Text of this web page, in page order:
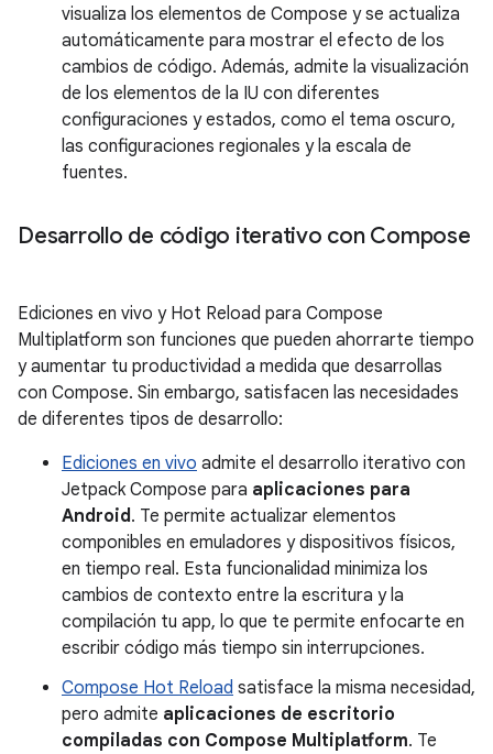
visualiza los elementos de Compose y se actualiza
automáticamente para mostrar el efecto de los
cambios de código. Además, admite la visualización
de los elementos de la IU con diferentes
configuraciones y estados, como el tema oscuro,
las configuraciones regionales y la escala de
fuentes.
Desarrollo de código iterativo con Compose
Ediciones en vivo y Hot Reload para Compose
Multiplatform son funciones que pueden ahorrarte tiempo
y aumentar tu productividad a medida que desarrollas
con Compose. Sin embargo, satisfacen las necesidades
de diferentes tipos de desarrollo:
Ediciones en vivo admite el desarrollo iterativo con
Jetpack Compose para aplicaciones para
Android . Te permite actualizar elementos
componibles en emuladores y dispositivos físicos,
en tiempo real. Esta funcionalidad minimiza los
cambios de contexto entre la escritura y la
compilación tu app, lo que te permite enfocarte en
escribir código más tiempo sin interrupciones.
Compose Hot Reload satisface la misma necesidad,
pero admite aplicaciones de escritorio
compiladas con Compose Multiplatform. Te